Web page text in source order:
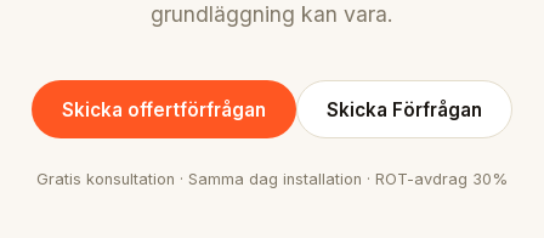
grundläggning kan vara.
Skicka offertförfrågan Skicka Förfrågan
Gratis konsultation · Samma dag installation · ROT-avdrag 30%